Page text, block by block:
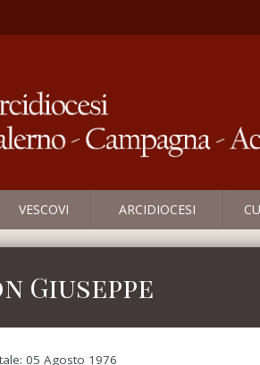
VESCOVI ARCIDIOCESI
Giuseppe
05 Agosto 1976